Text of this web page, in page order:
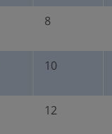
8
10
12